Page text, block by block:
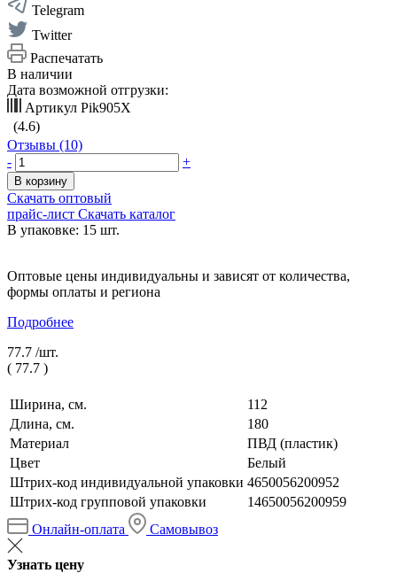
Telegram
Twitter
Распечатать
В наличии
Дата возможной отгрузки:
Артикул Pik905X
(4.6)
Отзывы (10)
-
+
В корзину
Скачать оптовый
прайс-лист Скачать каталог
В упаковке: 15 шт.
Оптовые цены индивидуальны и зависят от количества,
формы оплаты и региона
Подробнее
77.7 /шт.
( 77.7 )
Ширина, см.
112
Длина, см.
180
Материал
ПВД (пластик)
Цвет
Белый
Штрих-код индивидуальной упаковки 4650056200952
Штрих-код групповой упаковки
14650056200959
Онлайн-оплата
Самовывоз
Узнать цену